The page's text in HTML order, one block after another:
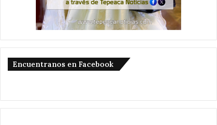
Encuentranos en Facebook